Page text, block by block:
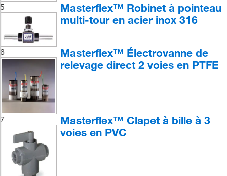
5
Masterflex™ Robinet à pointeau
multi-tour en acier inox 316
6
Masterflex™ Électrovanne de
relevage direct 2 voies en PTFE
7
Masterflex™ Clapet à bille à 3
voies en PVC